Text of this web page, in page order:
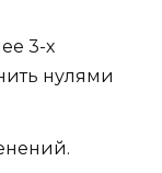
3-х
нулями